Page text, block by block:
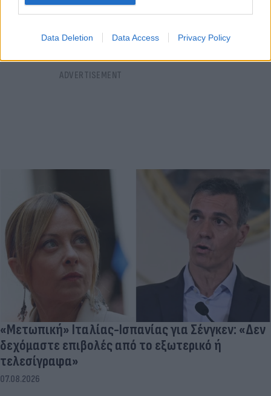
Data Deletion Data Access Privacy Policy
«Μετωπική» Ιταλίας-Ισπανίας για Σένγκεν: «Δεν
δεχόμαστε επιβολές από το εξωτερικό ή
τελεσίγραφα»
07.08.2026